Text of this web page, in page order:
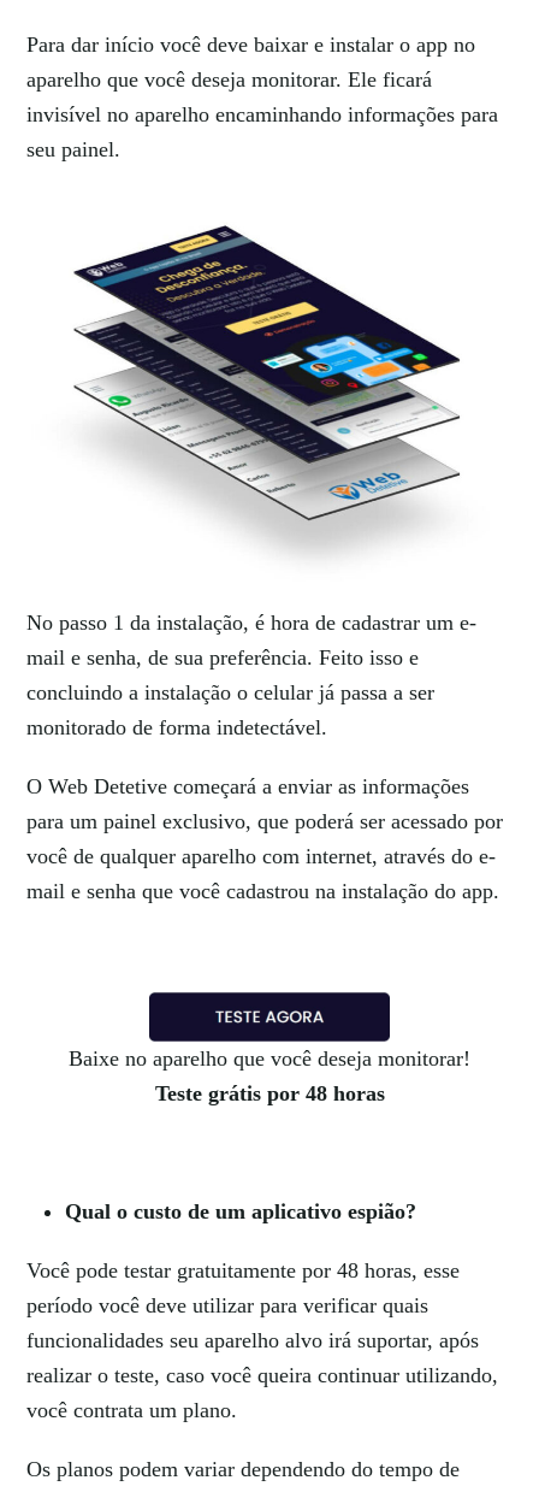
Para dar início você deve baixar e instalar o app no
aparelho que você deseja monitorar. Ele ficará
invisível no aparelho encaminhando informações para
seu painel.
No passo 1 da instalação, é hora de cadastrar um e-
mail e senha, de sua preferência. Feito isso e
concluindo a instalação o celular já passa a ser
monitorado de forma indetectável.
O Web Detetive começará a enviar as informações
para um painel exclusivo, que poderá ser acessado por
você de qualquer aparelho com internet, através do e-
mail e senha que você cadastrou na instalação do app.
Baixe no aparelho que você deseja monitorar!
Teste grátis por 48 horas
Qual o custo de um aplicativo espião?
Você pode testar gratuitamente por 48 horas, esse
período você deve utilizar para verificar quais
funcionalidades seu aparelho alvo irá suportar, após
realizar o teste, caso você queira continuar utilizando,
você contrata um plano.
Os planos podem variar dependendo do tempo de